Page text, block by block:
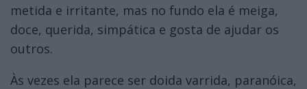
metida e irritante, mas no fundo ela é meiga,
doce, querida, simpática e gosta de ajudar os
outros.
Às vezes ela parece ser doida varrida, paranóica,